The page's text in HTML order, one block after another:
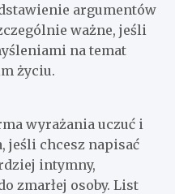
argumentów
ważne, jeśli
na temat
życiu.
wyrażania uczuć i
jeśli chcesz napisać
intymny,
zmarłej osoby. List